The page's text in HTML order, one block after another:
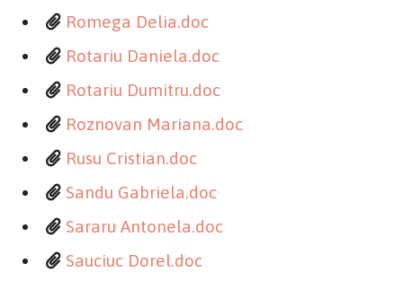
Romega Delia.doc
Rotariu Daniela.doc
Rotariu Dumitru.doc
Roznovan Mariana.doc
Rusu Cristian.doc
Sandu Gabriela.doc
Sararu Antonela.doc
Sauciuc Dorel.doc